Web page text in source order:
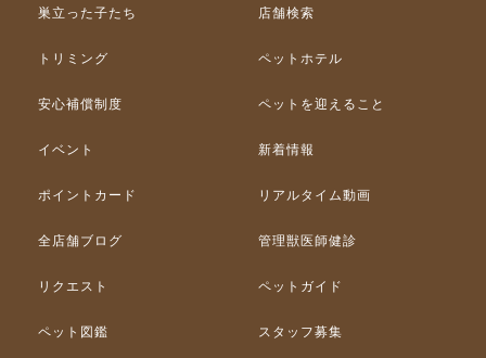
巣立った子たち 店舗検索
トリミング ペットホテル
安心補償制度 ペットを迎えること
イベント 新着情報
ポイントカード リアルタイム動画
全店舗ブログ 管理獣医師健診
リクエスト ペットガイド
ペット図鑑 スタッフ募集